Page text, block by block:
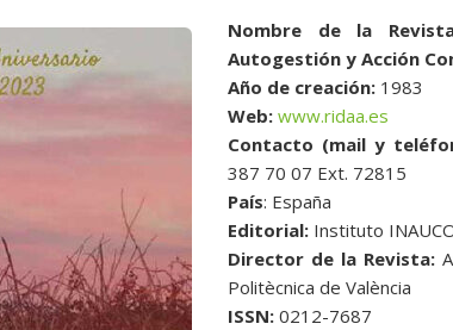
Nombre de la
Autogestión y Acción
Año de creación: 1983
Web: www.ridaa.es
Contacto (mail y
387 70 07 Ext. 72815
País: España
Editorial: Instituto
Director de la Revista:
Politècnica de València
ISSN:0212-7687